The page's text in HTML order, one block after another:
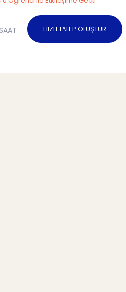
HIZLI TALEP OLUŞTUR